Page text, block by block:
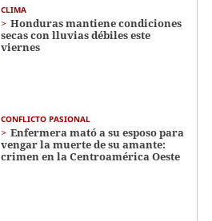
CLIMA
Honduras mantiene condiciones
secas con lluvias débiles este
viernes
CONFLICTO PASIONAL
Enfermera mató a su esposo para
vengar la muerte de su amante:
crimen en la Centroamérica Oeste